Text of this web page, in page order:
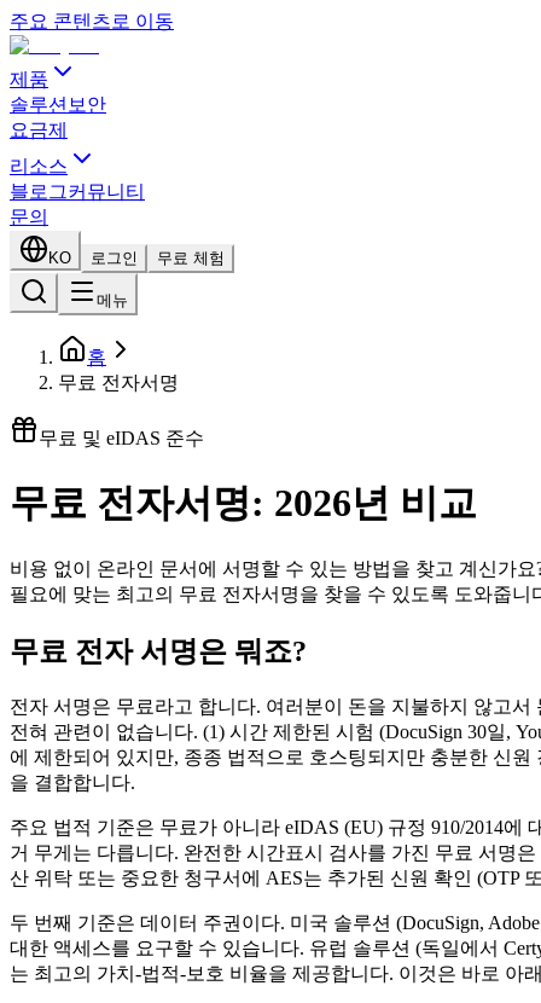
주요 콘텐츠로 이동
제품
솔루션 보안
요금제
리소스
블로그커뮤니티
문의
KO 로그인 무료 체험
메뉴
홈
무료 전자서명
무료 및 eIDAS 준수
무료 전자서명: 2026년 비교
비용 없이 온라인 문서에 서명할 수 있는 방법을 찾고 계신가
필요에 맞는 최고의 무료 전자서명을 찾을 수 있도록 도와줍니
무료 전자 서명은 뭐죠?
전자 서명은 무료라고 합니다. 여러분이 돈을 지불하지 않고
전혀 관련이 없습니다. (1) 시간 제한된 시험 (DocuSign 30일,
에 제한되어 있지만, 종종 법적으로 호스팅되지만 충분한 신
을 결합합니다.
주요 법적 기준은 무료가 아니라 eIDAS (EU) 규정 910/2014
거 무게는 다릅니다. 완전한 시간표시 검사를 가진 무료 서명
산 위탁 또는 중요한 청구서에 AES는 추가된 신원 확인 (OTP
두 번째 기준은 데이터 주권이다. 미국 솔루션 (DocuSign,
대한 액세스를 요구할 수 있습니다. 유럽 솔루션 (독일에서
는 최고의 가치-법적-보호 비율을 제공합니다. 이것은 바로 아